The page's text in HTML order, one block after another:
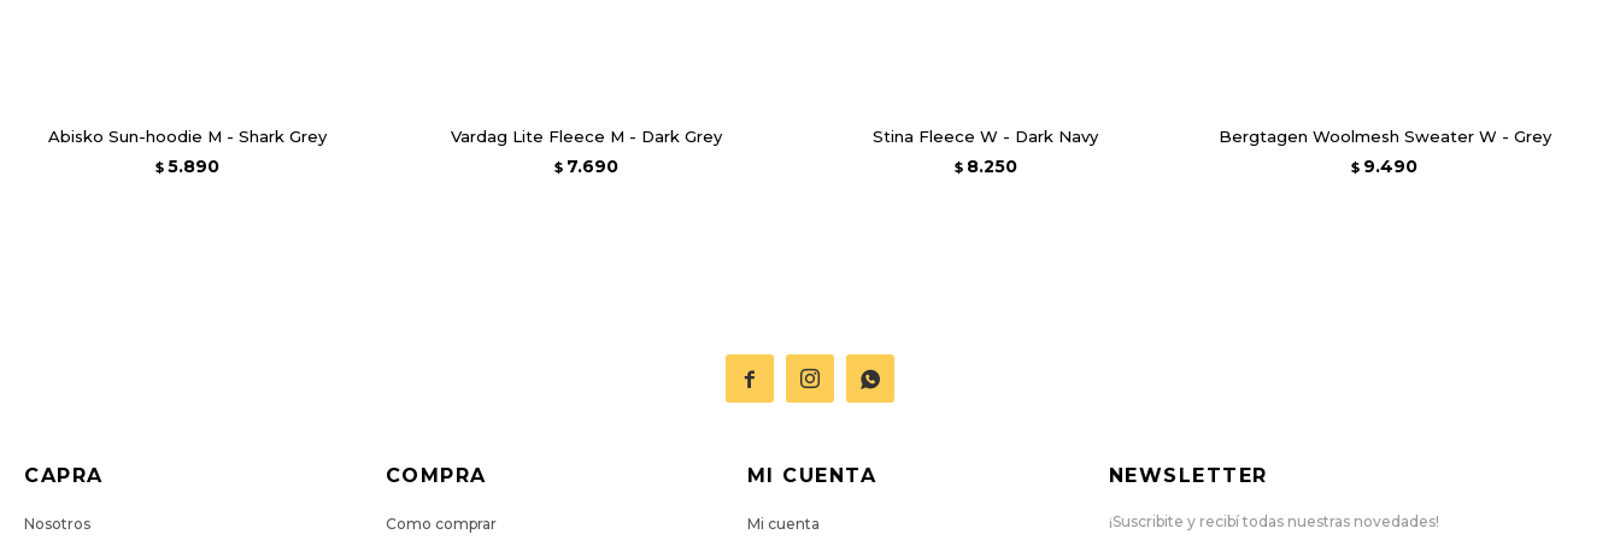
Abisko Sun-hoodie M - Shark Grey
$ 5.890
Vardag Lite Fleece M - Dark Grey
$ 7.690
Stina Fleece W - Dark Navy
$ 8.250
Bergtagen Woolmesh Sweater W - Grey
$ 9.490
  
CAPRA
Nosotros
COMPRA
Como comprar
MI CUENTA
Mi cuenta
NEWSLETTER
¡Suscribite y recibí todas nuestras novedades!